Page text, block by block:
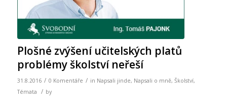
Plošné zvýšení učitelských platů
problémy školství neřeší
31.8.2016 / 0 Komentáře / in Napsali jinde, Napsali o mně, Školství,
Témata
/ by